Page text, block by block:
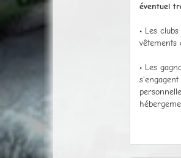
éventuel
• Les
vêtements
• Les